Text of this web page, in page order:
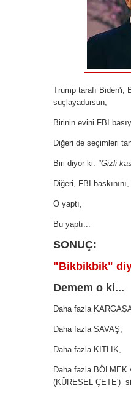
Trump tarafı Biden'i,
suçlayadursun,
Birinin evini FBI
Diğeri de seçimleri
Biri diyor ki: "Gizli
Diğeri, FBI baskınını,
O yaptı,
Bu yaptı...
SONUÇ:
"Bikbikbik"
Demem o ki...
Daha fazla
Daha fazla SAVAŞ,
Daha fazla KITLIK,
Daha fazla
(KÜRESEL ÇETE')